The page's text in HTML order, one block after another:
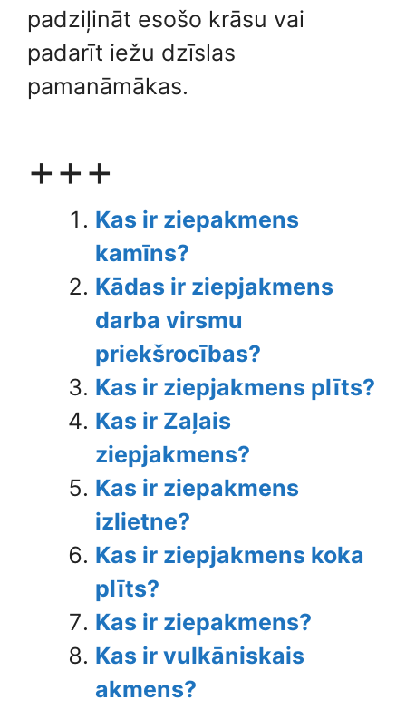
padziļināt esošo krāsu vai
padarīt iežu dzīslas
pamanāmākas.
+++
Kas ir ziepakmens
kamīns?
Kādas ir ziepjakmens
darba virsmu
priekšrocības?
Kas ir ziepjakmens plīts?
Kas ir Zaļais
ziepjakmens?
Kas ir ziepakmens
izlietne?
Kas ir ziepjakmens koka
plīts?
Kas ir ziepakmens?
Kas ir vulkāniskais
akmens?